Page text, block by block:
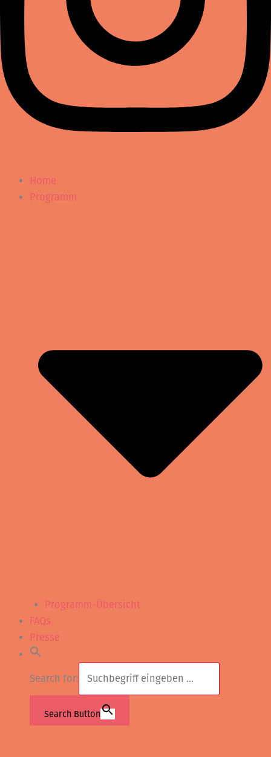
Home
Programm
Programm-Übersicht
FAQs
Presse
Search for:
Search Button